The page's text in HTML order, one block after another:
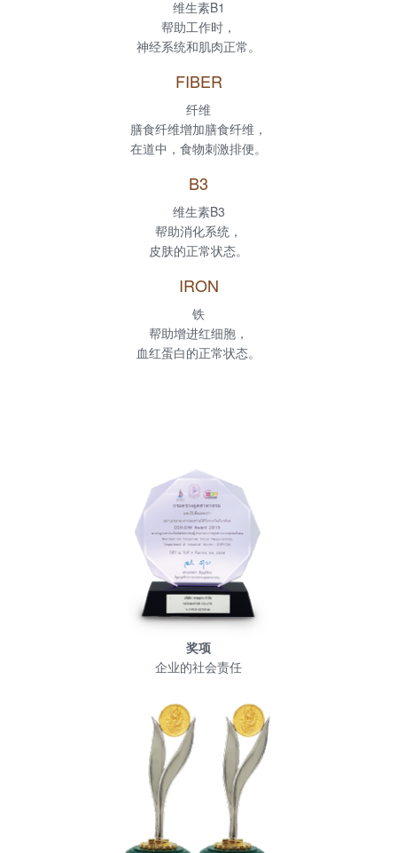
维生素B1
帮助工作时，
神经系统和肌肉正常。
FIBER
纤维
膳食纤维增加膳食纤维，
在道中，食物刺激排便。
B3
维生素B3
帮助消化系统，
皮肤的正常状态。
IRON
铁
帮助增进红细胞，
血红蛋白的正常状态。
奖项
企业的社会责任